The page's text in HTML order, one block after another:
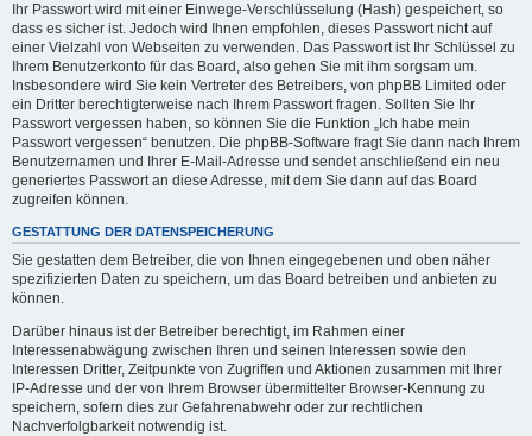
Ihr Passwort wird mit einer Einwege-Verschlüsselung (Hash) gespeichert, so
dass es sicher ist. Jedoch wird Ihnen empfohlen, dieses Passwort nicht auf
einer Vielzahl von Webseiten zu verwenden. Das Passwort ist Ihr Schlüssel zu
Ihrem Benutzerkonto für das Board, also gehen Sie mit ihm sorgsam um.
Insbesondere wird Sie kein Vertreter des Betreibers, von phpBB Limited oder
ein Dritter berechtigterweise nach Ihrem Passwort fragen. Sollten Sie Ihr
Passwort vergessen haben, so können Sie die Funktion „Ich habe mein
Passwort vergessen“ benutzen. Die phpBB-Software fragt Sie dann nach Ihrem
Benutzernamen und Ihrer E-Mail-Adresse und sendet anschließend ein neu
generiertes Passwort an diese Adresse, mit dem Sie dann auf das Board
zugreifen können.
GESTATTUNG DER DATENSPEICHERUNG
Sie gestatten dem Betreiber, die von Ihnen eingegebenen und oben näher
spezifizierten Daten zu speichern, um das Board betreiben und anbieten zu
können.
Darüber hinaus ist der Betreiber berechtigt, im Rahmen einer
Interessenabwägung zwischen Ihren und seinen Interessen sowie den
Interessen Dritter, Zeitpunkte von Zugriffen und Aktionen zusammen mit Ihrer
IP-Adresse und der von Ihrem Browser übermittelter Browser-Kennung zu
speichern, sofern dies zur Gefahrenabwehr oder zur rechtlichen
Nachverfolgbarkeit notwendig ist.